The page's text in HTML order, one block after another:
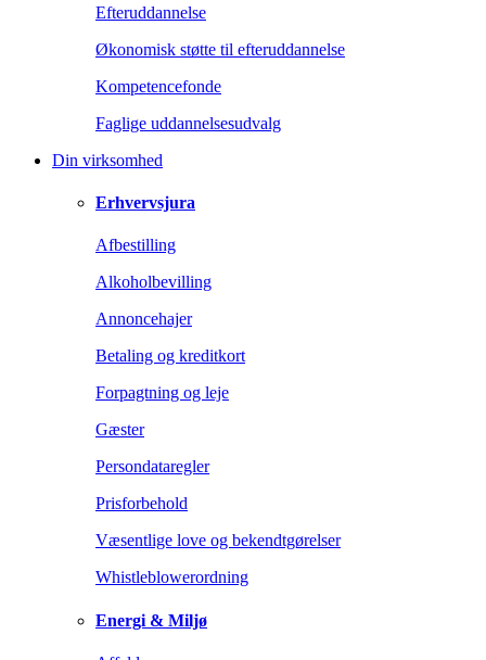
Efteruddannelse
Økonomisk støtte til efteruddannelse
Kompetencefonde
Faglige uddannelsesudvalg
Din virksomhed
Erhvervsjura
Afbestilling
Alkoholbevilling
Annoncehajer
Betaling og kreditkort
Forpagtning og leje
Gæster
Persondataregler
Prisforbehold
Væsentlige love og bekendtgørelser
Whistleblowerordning
Energi & Miljø